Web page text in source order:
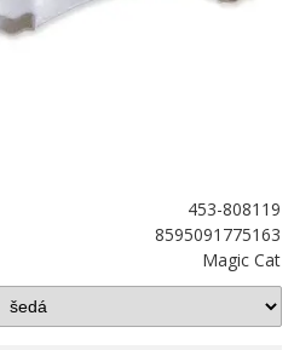
453-808119
8595091775163
Magic Cat